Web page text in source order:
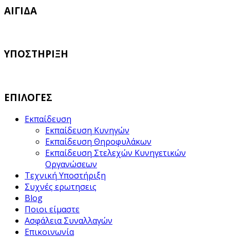
ΑΙΓΙΔΑ
ΥΠΟΣΤΗΡΙΞΗ
ΕΠΙΛΟΓΕΣ
Εκπαίδευση
Εκπαίδευση Κυνηγών
Εκπαίδευση Θηροφυλάκων
Εκπαίδευση Στελεχών Κυνηγετικών
Οργανώσεων
Τεχνική Υποστήριξη
Συχνές ερωτησεις
Blog
Ποιοι είμαστε
Ασφάλεια Συναλλαγών
Επικοινωνία